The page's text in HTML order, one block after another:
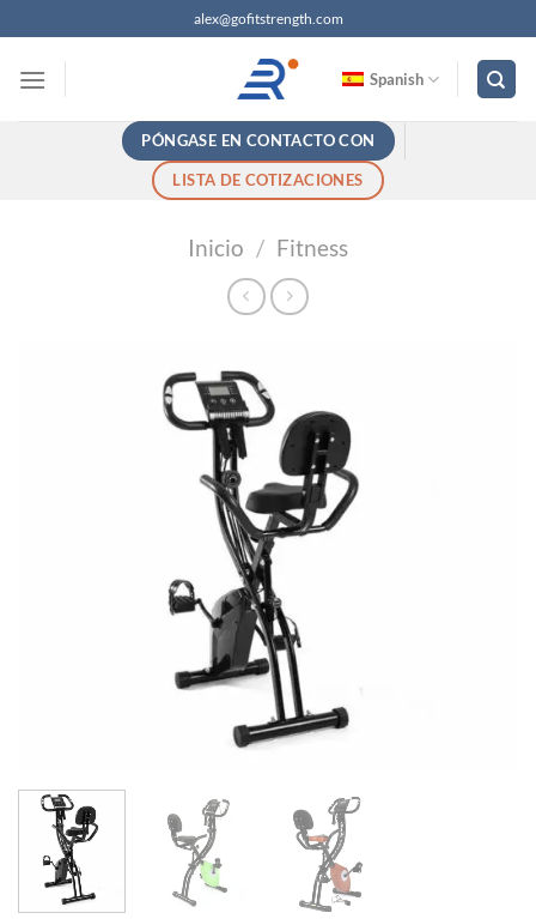
al
contenido
alex@gofitstrength.com
Spanish
PÓNGASE EN CONTACTO CON
LISTA DE COTIZACIONES
Inicio / Fitness